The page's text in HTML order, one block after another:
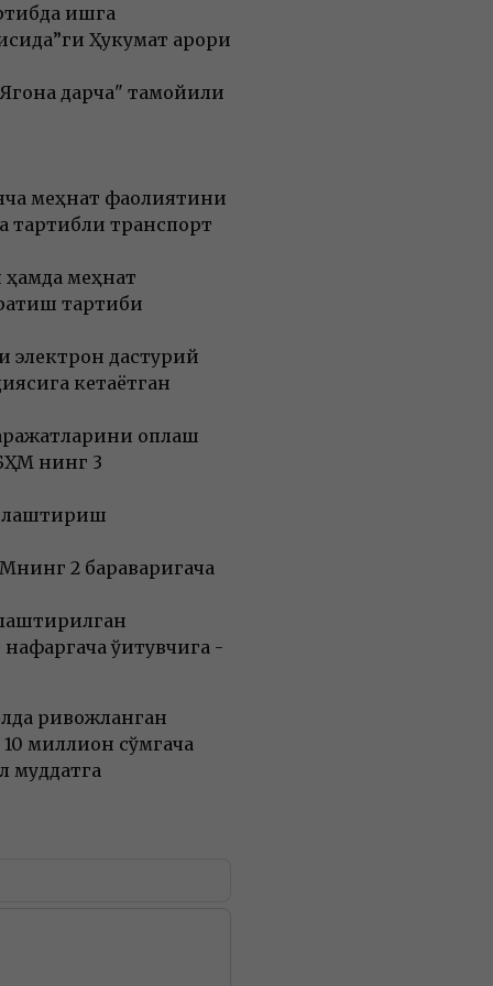
ишга
Ҳукумат қарори
дарча" тамойили
меҳнат фаолиятини
тартибли транспорт
меҳнат
тартиби
электрон дастурий
кетаётган
қоплаш
нинг 3
2 бараваригача
ўқитувчига -
ривожланган
миллион сўмгача
муддатга